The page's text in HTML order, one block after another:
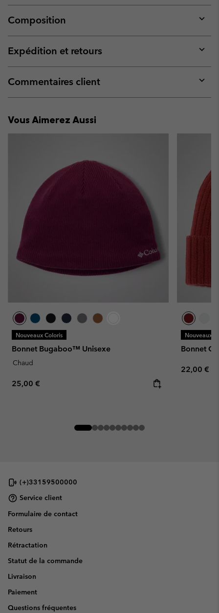
Composition
or
Expédition et retours
or
Commentaires client
or
Vous Aimerez Aussi
Nouveaux Coloris
Bonnet Bugaboo™ Unisexe
Chaud
Regular price:
25,00 €
Nouveaux
Bonnet
Regular
22,00 €
(+)33159500000
Service client
Formulaire de contact
Retours
Rétractation
Statut de la commande
Livraison
Paiement
Questions fréquentes